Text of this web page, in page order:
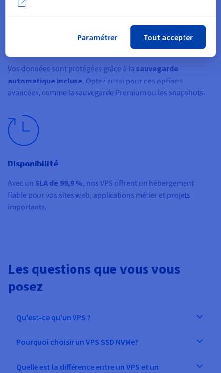
Vos données sont protégées grâce à la sauvegarde
automatique incluse. Optez aussi pour des options
avancées, comme la sauvegarde Premium ou les snapshots.
Disponibilité
Avec un SLA de 99,9 %, nos VPS offrent un hébergement
fiable pour vos sites web, applications métier et projets
importants.
Les questions que vous vous
posez
Qu'est-ce qu'un VPS ?
Pourquoi choisir un VPS SSD NVMe?
Quelle est la différence entre un VPS et un
Paramétrer Tout accepter